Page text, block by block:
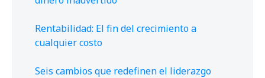
Rentabilidad: El fin del crecimiento a
cualquier costo
Seis cambios que redefinen el liderazgo